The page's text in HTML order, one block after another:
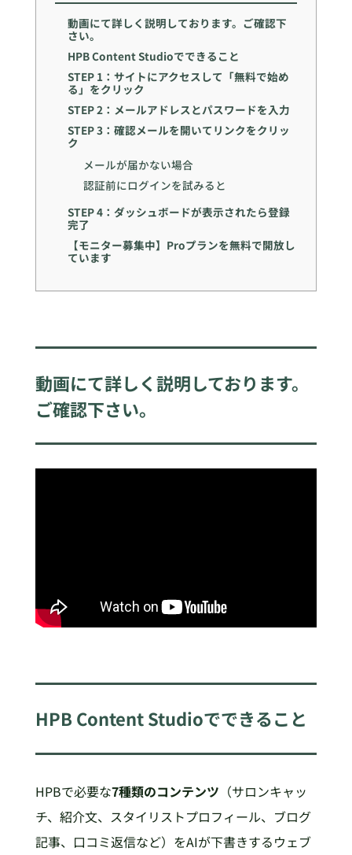
動画にて詳しく説明しております。ご確認下
さい。
HPB Content Studioでできること
STEP 1：サイトにアクセスして「無料で始め
る」をクリック
STEP 2：メールアドレスとパスワードを入力
STEP 3：確認メールを開いてリンクをクリッ
ク
メールが届かない場合
認証前にログインを試みると
STEP 4：ダッシュボードが表示されたら登録
完了
【モニター募集中】Proプランを無料で開放し
ています
動画にて詳しく説明しております。
ご確認下さい。
HPB Content Studioでできること
HPBで必要な7種類のコンテンツ （サロンキャッ
チ、紹介文、スタイリストプロフィール、ブログ
記事、口コミ返信など）をAIが下書きするウェブ